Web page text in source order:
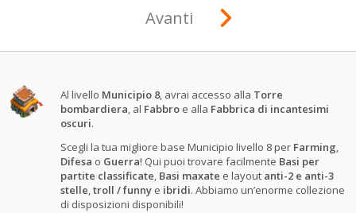
Avanti
Al livello Municipio 8, avrai accesso alla Torre
bombardiera, al Fabbro e alla Fabbrica di incantesimi
oscuri.
Scegli la tua migliore base Municipio livello 8 per Farming,
Difesa o Guerra! Qui puoi trovare facilmente Basi per
partite classificate, Basi maxate e layout anti-2 e anti-3
stelle,troll / funny e ibridi. Abbiamo un’enorme collezione
di disposizioni disponibili!